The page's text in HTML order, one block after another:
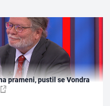
prameni, pustil se Vondra